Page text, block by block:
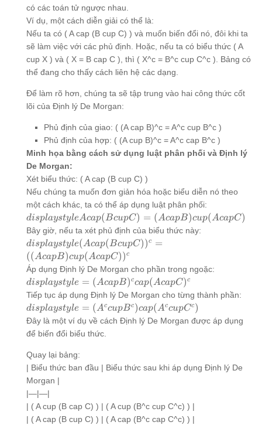
có các toán tử ngược nhau.
Ví dụ, một cách diễn giải có thể là:
Nếu ta có ( A cap (B cup C) ) và muốn biến đổi nó, đôi khi ta
sẽ làm việc với các phủ định. Hoặc, nếu ta có biểu thức ( A
cup X ) và ( X = B cap C ), thì ( X^c = B^c cup C^c ). Bảng có
thể đang cho thấy cách liên hệ các dạng.
Để làm rõ hơn, chúng ta sẽ tập trung vào hai công thức cốt
lõi của Định lý De Morgan:
Phủ định của giao: ( (A cap B)^c = A^c cup B^c )
Phủ định của hợp: ( (A cup B)^c = A^c cap B^c )
Minh họa bằng cách sử dụng luật phân phối và Định lý
De Morgan:
Xét biểu thức: ( A cap (B cup C) )
Nếu chúng ta muốn đơn giản hóa hoặc biểu diễn nó theo
một cách khác, ta có thể áp dụng luật phân phối:
displaystyle
A cap (B
cup C) =
(A cap B)
cup (A cap
C)
displaystyleAcap(BcupC) = (AcapB)cup(AcapC)
Bây giờ, nếu ta xét phủ định của biểu thức này:
displaystyle
(A cap (B
cup C))^c
= ((A cap
B) cup (A
cap C))^c
displaystyle(Acap(BcupC))c =
((AcapB)cup(AcapC))c
Áp dụng Định lý De Morgan cho phần trong ngoặc:
displaystyle
= (A cap
B)^c cap
(A cap
C)^c
displaystyle = (AcapB)ccap(AcapC)c
Tiếp tục áp dụng Định lý De Morgan cho từng thành phần:
displaystyle
= (A^c cup
B^c) cap
C^c)
displaystyle = (AccupBc )cap(AccupCc)
Đây là một ví dụ về cách Định lý De Morgan được áp dụng
để biến đổi biểu thức.
Quay lại bảng:
| Biểu thức ban đầu | Biểu thức sau khi áp dụng Định lý De
Morgan |
|—|—|
| ( A cup (B cap C) ) | ( A cup (B^c cup C^c) ) |
| ( A cap (B cup C) ) | ( A cap (B^c cap C^c) ) |